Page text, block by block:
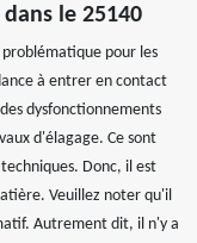
le 25140
problématique pour les
à entrer en contact
dysfonctionnements
d'élagage. Ce sont
Donc, il est
Veuillez noter qu'il
Autrement dit, il n'y a